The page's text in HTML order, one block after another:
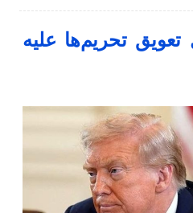
تعویق تحریم‌ها علیه